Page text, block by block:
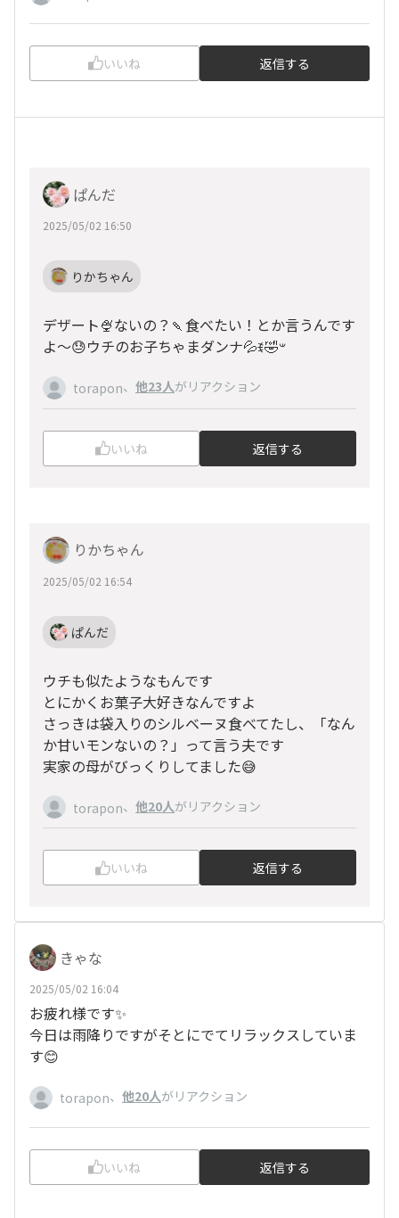
いいね 返信する
ぱんだ
2025/05/02 16:50
りかちゃん
デザート🍨ないの？🍡食べたい！とか言うんです
よ〜😓ウチのお子ちゃまダンナ💦ꉂ🤣𐤔
torapon、 他23人がリアクション
いいね 返信する
りかちゃん
2025/05/02 16:54
ぱんだ
ウチも似たようなもんです
とにかくお菓子大好きなんですよ
さっきは袋入りのシルベーヌ食べてたし、「なん
か甘いモンないの？」って言う夫です
実家の母がびっくりしてました😅
torapon、 他20人がリアクション
いいね 返信する
きゃな
2025/05/02 16:04
お疲れ様です✨
今日は雨降りですがそとにでてリラックスしていま
す😊
torapon、 他20人がリアクション
いいね 返信する